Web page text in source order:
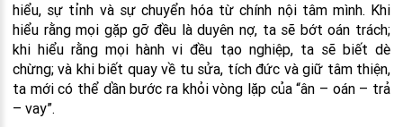
hiểu, sự tỉnh và sự chuyển hóa từ chính nội tâm mình. Khi
hiểu rằng mọi gặp gỡ đều là duyên nợ, ta sẽ bớt oán trách;
khi hiểu rằng mọi hành vi đều tạo nghiệp, ta sẽ biết dè
chừng; và khi biết quay về tu sửa, tích đức và giữ tâm thiện,
ta mới có thể dần bước ra khỏi vòng lặp của “ân – oán – trả
– vay”.